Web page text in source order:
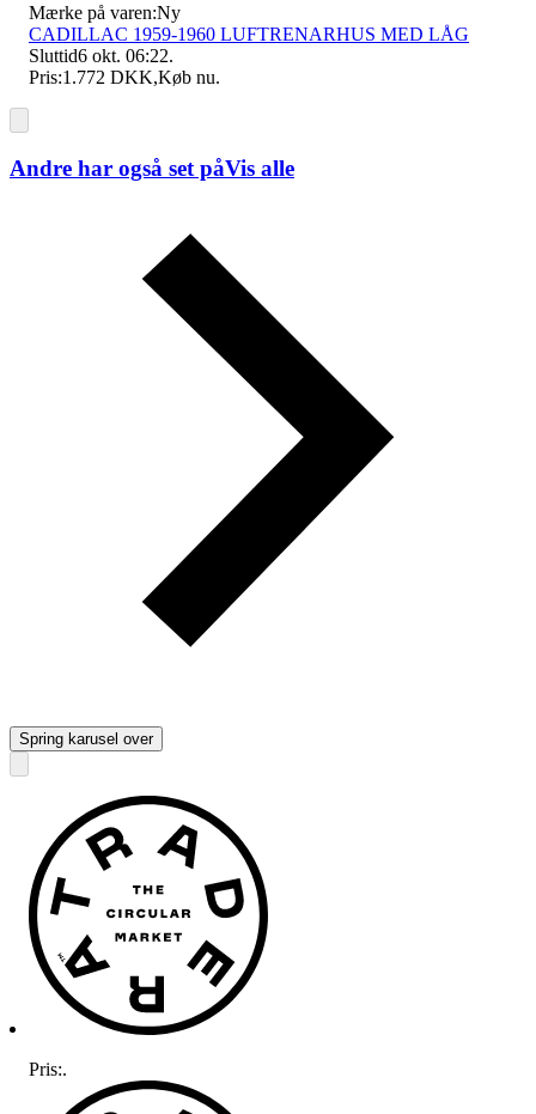
Mærke på varen:Ny
CADILLAC 1959-1960 LUFTRENARHUS MED LÅG
Sluttid6 okt. 06:22.
Pris:1.772 DKK,Køb nu.
Andre har også set påVis alle
Spring karusel over
Pris:.